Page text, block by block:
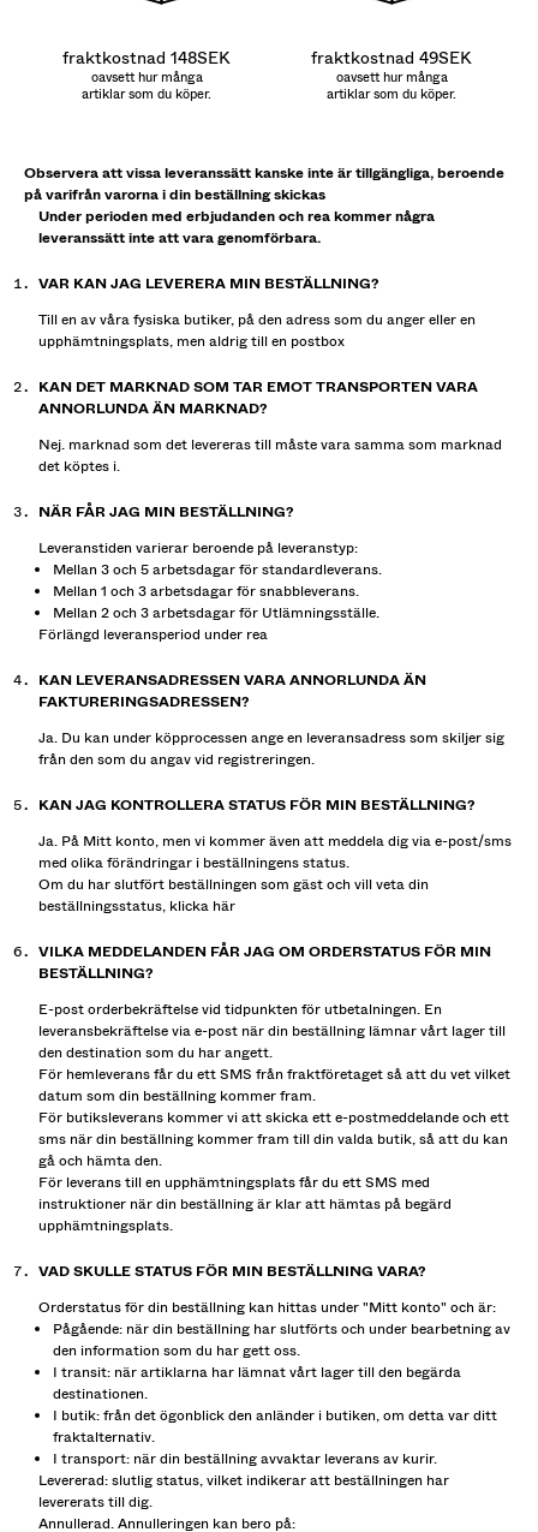
fraktkostnad 148SEK
oavsett hur många
artiklar som du köper.
fraktkostnad 49SEK
oavsett hur många
artiklar som du köper.
Observera att vissa leveranssätt kanske inte är tillgängliga, beroende
på varifrån varorna i din beställning skickas
Under perioden med erbjudanden och rea kommer några
leveranssätt inte att vara genomförbara.
VAR KAN JAG LEVERERA MIN BESTÄLLNING?
Till en av våra fysiska butiker, på den adress som du anger eller en
upphämtningsplats, men aldrig till en postbox
KAN DET MARKNAD SOM TAR EMOT TRANSPORTEN VARA
ANNORLUNDA ÄN MARKNAD?
Nej. marknad som det levereras till måste vara samma som marknad
det köptes i.
NÄR FÅR JAG MIN BESTÄLLNING?
Leveranstiden varierar beroende på leveranstyp:
Mellan 3 och 5 arbetsdagar för standardleverans.
Mellan 1 och 3 arbetsdagar för snabbleverans.
Mellan 2 och 3 arbetsdagar för Utlämningsställe.
Förlängd leveransperiod under rea
KAN LEVERANSADRESSEN VARA ANNORLUNDA ÄN
FAKTURERINGSADRESSEN?
Ja. Du kan under köpprocessen ange en leveransadress som skiljer sig
från den som du angav vid registreringen.
KAN JAG KONTROLLERA STATUS FÖR MIN BESTÄLLNING?
Ja. På Mitt konto, men vi kommer även att meddela dig via e-post/sms
med olika förändringar i beställningens status.
Om du har slutfört beställningen som gäst och vill veta din
beställningsstatus, klicka här
VILKA MEDDELANDEN FÅR JAG OM ORDERSTATUS FÖR MIN
BESTÄLLNING?
E-post orderbekräftelse vid tidpunkten för utbetalningen. En
leveransbekräftelse via e-post när din beställning lämnar vårt lager till
den destination som du har angett.
För hemleverans får du ett SMS från fraktföretaget så att du vet vilket
datum som din beställning kommer fram.
För butiksleverans kommer vi att skicka ett e-postmeddelande och ett
sms när din beställning kommer fram till din valda butik, så att du kan
gå och hämta den.
För leverans till en upphämtningsplats får du ett SMS med
instruktioner när din beställning är klar att hämtas på begärd
upphämtningsplats.
VAD SKULLE STATUS FÖR MIN BESTÄLLNING VARA?
Orderstatus för din beställning kan hittas under "Mitt konto" och är:
Pågående: när din beställning har slutförts och under bearbetning av
den information som du har gett oss.
I transit: när artiklarna har lämnat vårt lager till den begärda
destinationen.
I butik: från det ögonblick den anländer i butiken, om detta var ditt
fraktalternativ.
I transport: när din beställning avvaktar leverans av kurir.
Levererad: slutlig status, vilket indikerar att beställningen har
levererats till dig.
Annullerad. Annulleringen kan bero på: